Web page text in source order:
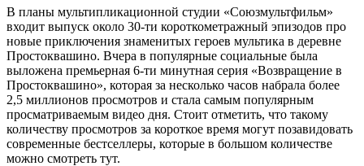
В планы мультипликационной студии «Союзмультфильм»
входит выпуск около 30-ти короткометражный эпизодов про
новые приключения знаменитых героев мультика в деревне
Простоквашино. Вчера в популярные социальные была
выложена премьерная 6-ти минутная серия «Возвращение в
Простоквашино», которая за несколько часов набрала более
2,5 миллионов просмотров и стала самым популярным
просматриваемым видео дня. Стоит отметить, что такому
количеству просмотров за короткое время могут позавидовать
современные бестселлеры, которые в большом количестве
можно смотреть тут.